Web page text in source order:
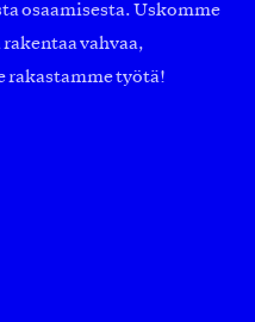
osaamisesta. Uskomme
vahvaa,
rakastamme työtä!